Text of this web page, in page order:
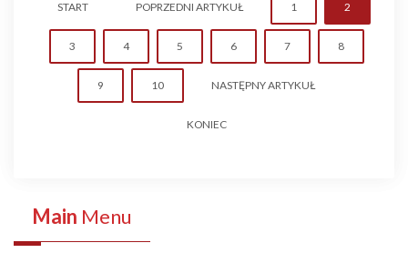
START POPRZEDNI ARTYKUŁ 1 2
3 4 5 6 7 8
9 10 NASTĘPNY ARTYKUŁ
KONIEC
Main Menu